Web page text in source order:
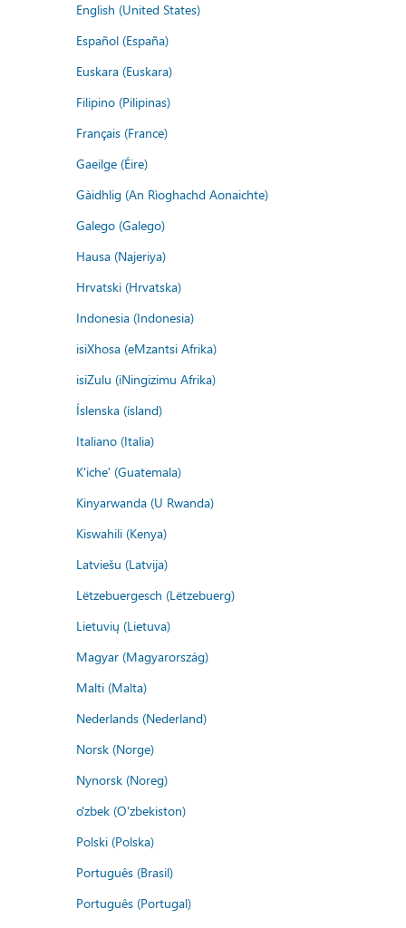
English (United States)
Español (España)
Euskara (Euskara)
Filipino (Pilipinas)
Français (France)
Gaeilge (Éire)
Gàidhlig (An Rìoghachd Aonaichte)
Galego (Galego)
Hausa (Najeriya)
Hrvatski (Hrvatska)
Indonesia (Indonesia)
isiXhosa (eMzantsi Afrika)
isiZulu (iNingizimu Afrika)
Íslenska (ísland)
Italiano (Italia)
K'iche' (Guatemala)
Kinyarwanda (U Rwanda)
Kiswahili (Kenya)
Latviešu (Latvija)
Lëtzebuergesch (Lëtzebuerg)
Lietuvių (Lietuva)
Magyar (Magyarország)
Malti (Malta)
Nederlands (Nederland)
Norsk (Norge)
Nynorsk (Noreg)
o'zbek (O'zbekiston)
Polski (Polska)
Português (Brasil)
Português (Portugal)